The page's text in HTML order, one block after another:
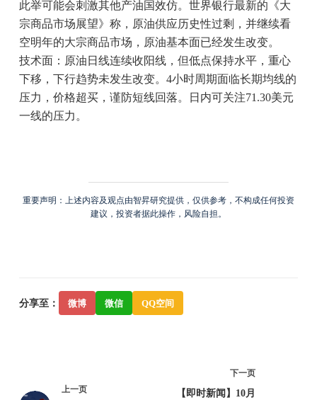
此举可能会刺激其他产油国效仿。世界银行最新的《大
宗商品市场展望》称，原油供应历史性过剩，并继续看
空明年的大宗商品市场，原油基本面已经发生改变。
技术面：原油日线连续收阳线，但低点保持水平，重心
下移，下行趋势未发生改变。4小时周期面临长期均线的
压力，价格超买，谨防短线回落。日内可关注71.30美元
一线的压力。
重要声明：上述内容及观点由智昇研究提供，仅供参考，不构成任何投资
建议，投资者据此操作，风险自担。
分享至： 微博 微信 QQ空间
上一页
下一页
【即时新闻】10月